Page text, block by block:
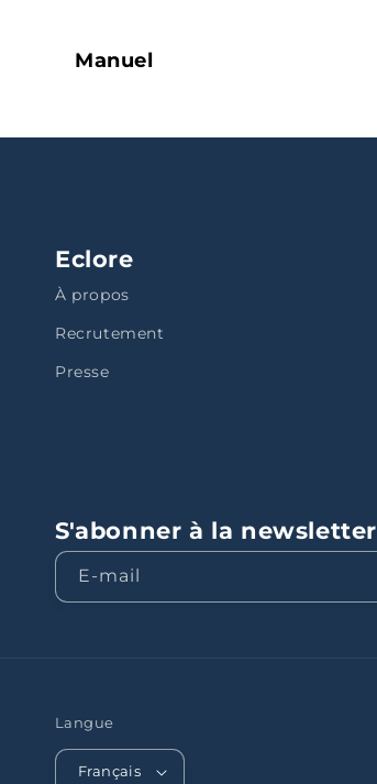
Manuel
Eclore
À propos
Recrutement
Presse
S'abonner à la newsletter
E-mail
Langue
Français